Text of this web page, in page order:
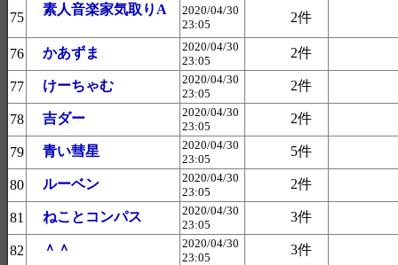
75
素人音楽家気取りA
2020/04/30
23:05
2件
76 かあずま
2020/04/30
23:05
2件
77 けーちゃむ
2020/04/30
23:05
2件
78 吉ダー
2020/04/30
23:05
2件
79 青い彗星
2020/04/30
23:05
5件
80 ルーベン
2020/04/30
23:05
2件
81 ねことコンパス
2020/04/30
23:05
3件
82 ＾＾
2020/04/30
23:05
3件